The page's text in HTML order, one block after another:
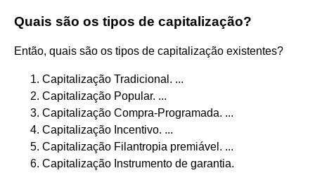
Quais são os tipos de capitalização?
Então, quais são os tipos de capitalização existentes?
Capitalização Tradicional. ...
Capitalização Popular. ...
Capitalização Compra-Programada. ...
Capitalização Incentivo. ...
Capitalização Filantropia premiável. ...
Capitalização Instrumento de garantia.